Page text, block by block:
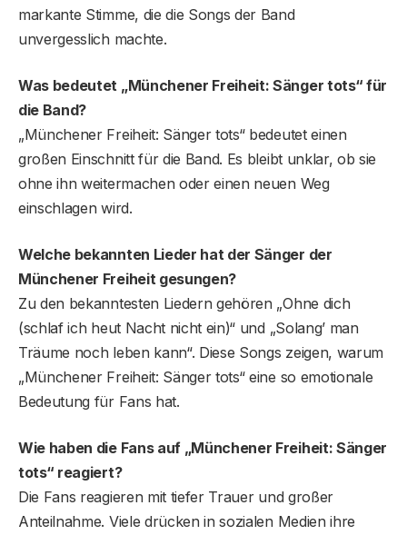
markante Stimme, die die Songs der Band
unvergesslich machte.
Was bedeutet „Münchener Freiheit: Sänger tots“ für
die Band?
„Münchener Freiheit: Sänger tots“ bedeutet einen
großen Einschnitt für die Band. Es bleibt unklar, ob sie
ohne ihn weitermachen oder einen neuen Weg
einschlagen wird.
Welche bekannten Lieder hat der Sänger der
Münchener Freiheit gesungen?
Zu den bekanntesten Liedern gehören „Ohne dich
(schlaf ich heut Nacht nicht ein)“ und „Solang’ man
Träume noch leben kann“. Diese Songs zeigen, warum
„Münchener Freiheit: Sänger tots“ eine so emotionale
Bedeutung für Fans hat.
Wie haben die Fans auf „Münchener Freiheit: Sänger
tots“ reagiert?
Die Fans reagieren mit tiefer Trauer und großer
Anteilnahme. Viele drücken in sozialen Medien ihre